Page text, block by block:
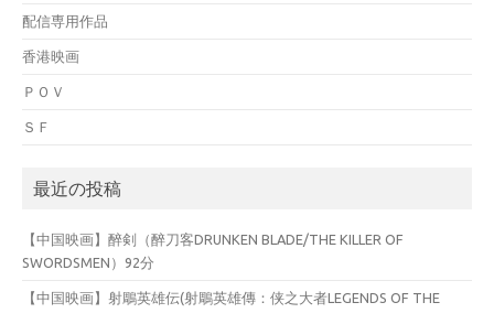
配信専用作品
香港映画
ＰＯＶ
ＳＦ
最近の投稿
【中国映画】醉剣（醉刀客DRUNKEN BLADE/THE KILLER OF
SWORDSMEN）92分
【中国映画】射鵰英雄伝(射鵰英雄傳：侠之大者LEGENDS OF THE